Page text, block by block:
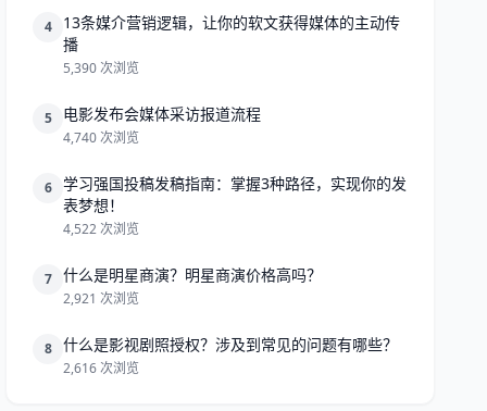
4
13条媒介营销逻辑，让你的软文获得媒体的主动传
播
5,390 次浏览
5 电影发布会媒体采访报道流程
4,740 次浏览
6
学习强国投稿发稿指南：掌握3种路径，实现你的发
表梦想！
4,522 次浏览
7 什么是明星商演？明星商演价格高吗？
2,921 次浏览
8 什么是影视剧照授权？涉及到常见的问题有哪些？
2,616 次浏览